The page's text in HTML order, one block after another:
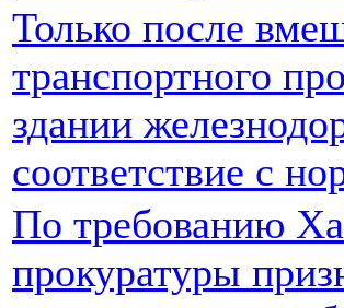
Только после
транспортного
здании
соответствие с
По требованию
прокуратуры